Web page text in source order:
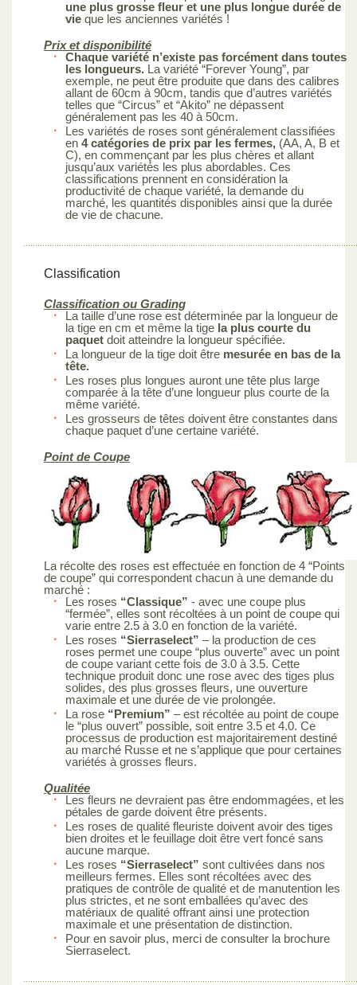
une plus grosse fleur et une plus longue durée de
vie que les anciennes variétés !
Prix et disponibilité
Chaque variété n’existe pas forcément dans toutes
les longueurs. La variété “Forever Young”, par
exemple, ne peut être produite que dans des calibres
allant de 60cm à 90cm, tandis que d’autres variétés
telles que “Circus” et “Akito” ne dépassent
généralement pas les 40 à 50cm.
Les variétés de roses sont généralement classifiées
en 4 catégories de prix par les fermes, (AA, A, B et
C), en commençant par les plus chères et allant
jusqu’aux variétés les plus abordables. Ces
classifications prennent en considération la
productivité de chaque variété, la demande du
marché, les quantités disponibles ainsi que la durée
de vie de chacune.
Classification
Classification ou Grading
La taille d’une rose est déterminée par la longueur de
la tige en cm et même la tige la plus courte du
paquet doit atteindre la longueur spécifiée.
La longueur de la tige doit être mesurée en bas de la
tête.
Les roses plus longues auront une tête plus large
comparée à la tête d’une longueur plus courte de la
même variété.
Les grosseurs de têtes doivent être constantes dans
chaque paquet d’une certaine variété.
Point de Coupe
La récolte des roses est effectuée en fonction de 4 “Points
de coupe” qui correspondent chacun à une demande du
marché :
Les roses “Classique” - avec une coupe plus
“fermée”, elles sont récoltées à un point de coupe qui
varie entre 2.5 à 3.0 en fonction de la variété.
Les roses “Sierraselect” – la production de ces
roses permet une coupe “plus ouverte” avec un point
de coupe variant cette fois de 3.0 à 3.5. Cette
technique produit donc une rose avec des tiges plus
solides, des plus grosses fleurs, une ouverture
maximale et une durée de vie prolongée.
La rose “Premium” – est récoltée au point de coupe
le “plus ouvert” possible, soit entre 3.5 et 4.0. Ce
processus de production est majoritairement destiné
au marché Russe et ne s’applique que pour certaines
variétés à grosses fleurs.
Qualitée
Les fleurs ne devraient pas être endommagées, et les
pétales de garde doivent être présents.
Les roses de qualité fleuriste doivent avoir des tiges
bien droites et le feuillage doit être vert foncé sans
aucune marque.
Les roses “Sierraselect” sont cultivées dans nos
meilleurs fermes. Elles sont récoltées avec des
pratiques de contrôle de qualité et de manutention les
plus strictes, et ne sont emballées qu’avec des
matériaux de qualité offrant ainsi une protection
maximale et une présentation de distinction.
Pour en savoir plus, merci de consulter la brochure
Sierraselect.